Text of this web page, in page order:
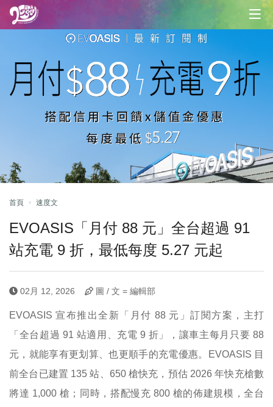
首頁 速度文
EVOASIS「月付 88 元」全台超過 91
站充電 9 折，最低每度 5.27 元起
02月 12, 2026 圖 / 文 = 編輯部
EVOASIS 宣布推出全新「月付 88 元」訂閱方案，主打
「全台超過 91 站適用、充電 9 折」，讓車主每月只要 88
元，就能享有更划算、也更順手的充電優惠。EVOASIS 目
前全台已建置 135 站、650 槍快充，預估 2026 年快充槍數
將達 1,000 槍；同時，搭配慢充 800 槍的佈建規模，全台